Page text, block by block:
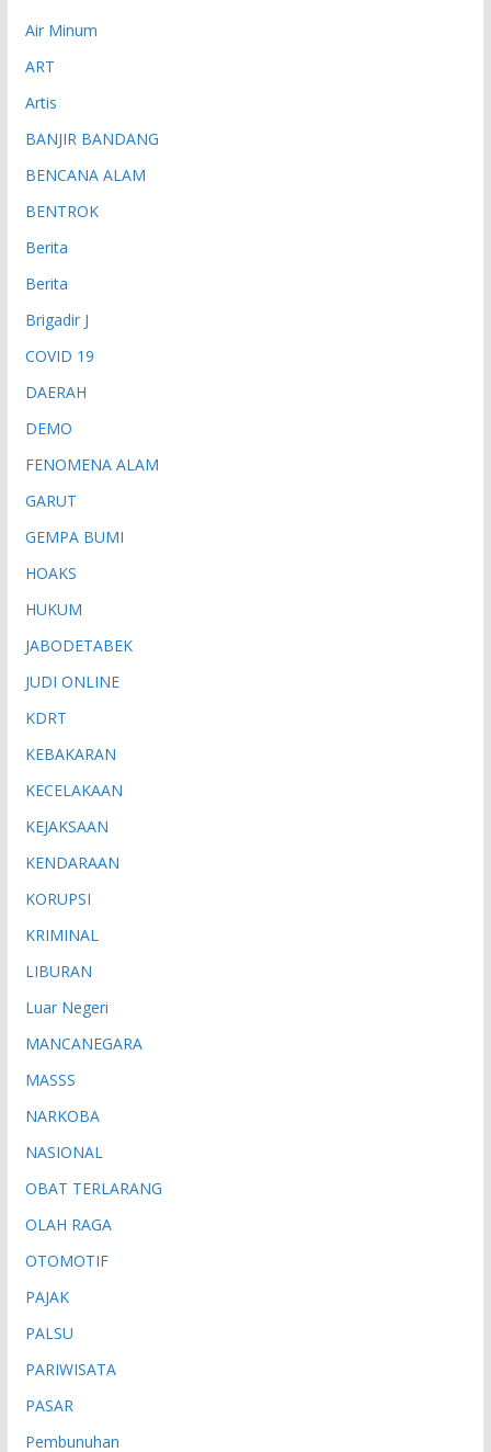
Air Minum
ART
Artis
BANJIR BANDANG
BENCANA ALAM
BENTROK
Berita
Berita
Brigadir J
COVID 19
DAERAH
DEMO
FENOMENA ALAM
GARUT
GEMPA BUMI
HOAKS
HUKUM
JABODETABEK
JUDI ONLINE
KDRT
KEBAKARAN
KECELAKAAN
KEJAKSAAN
KENDARAAN
KORUPSI
KRIMINAL
LIBURAN
Luar Negeri
MANCANEGARA
MASSS
NARKOBA
NASIONAL
OBAT TERLARANG
OLAH RAGA
OTOMOTIF
PAJAK
PALSU
PARIWISATA
PASAR
Pembunuhan